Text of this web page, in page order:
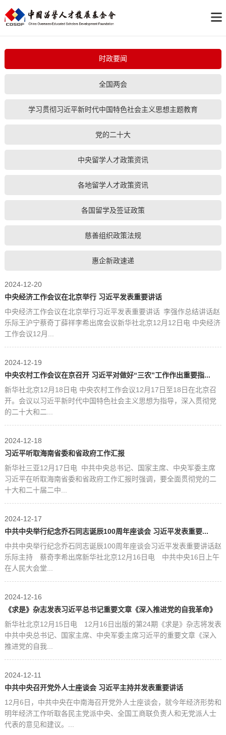
时政要闻
全国两会
学习贯彻习近平新时代中国特色社会主义思想主题教育
党的二十大
中央留学人才政策资讯
各地留学人才政策资讯
各国留学及签证政策
慈善组织政策法规
惠企新政速递
2024-12-20
中央经济工作会议在北京举行 习近平发表重要讲话
中央经济工作会议在北京举行习近平发表重要讲话 李强作总结讲话赵
乐际王沪宁蔡奇丁薛祥李希出席会议新华社北京12月12日电 中央经济
工作会议12月...
2024-12-19
中央农村工作会议在京召开 习近平对做好“三农”工作作出重要指...
新华社北京12月18日电 中央农村工作会议12月17日至18日在北京召
开。会议以习近平新时代中国特色社会主义思想为指导，深入贯彻党
的二十大和二...
2024-12-18
习近平听取海南省委和省政府工作汇报
新华社三亚12月17日电 中共中央总书记、国家主席、中央军委主席
习近平在听取海南省委和省政府工作汇报时强调，要全面贯彻党的二
十大和二十届二中...
2024-12-17
中共中央举行纪念乔石同志诞辰100周年座谈会 习近平发表重要...
中共中央举行纪念乔石同志诞辰100周年座谈会习近平发表重要讲话赵
乐际主持 蔡奇李希出席新华社北京12月16日电 中共中央16日上午
在人民大会堂...
2024-12-16
《求是》杂志发表习近平总书记重要文章《深入推进党的自我革命》
新华社北京12月15日电 12月16日出版的第24期《求是》杂志将发表
中共中央总书记、国家主席、中央军委主席习近平的重要文章《深入
推进党的自我...
2024-12-11
中共中央召开党外人士座谈会 习近平主持并发表重要讲话
12月6日，中共中央在中南海召开党外人士座谈会，就今年经济形势和
明年经济工作听取各民主党派中央、全国工商联负责人和无党派人士
代表的意见和建议。...